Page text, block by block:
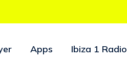
Apps Ibiza 1 Radio